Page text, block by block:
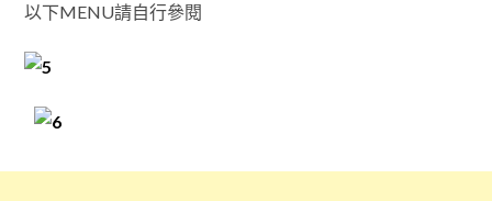
以下MENU請自行參閱